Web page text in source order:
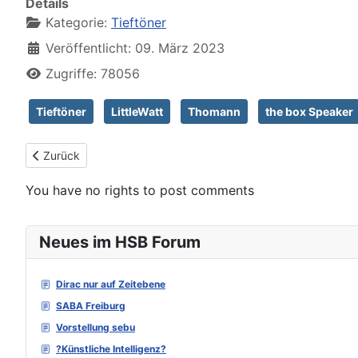
Neues im HSB Forum
Dirac nur auf Zeitebene
SABA Freiburg
Vorstellung sebu
?Künstliche Intelligenz?
Details
Kategorie: Tieftöner
Veröffentlicht: 09. März 2023
Zugriffe: 78056
Tieftöner LittleWatt Thomann the box Speaker
Vorheriger Beitrag: Beyma 12CMV2
Zurück
You have no rights to post comments